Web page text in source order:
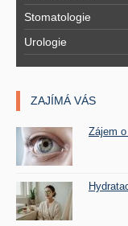
Stomatologie
Urologie
ZAJÍMÁ VÁS
Zájem